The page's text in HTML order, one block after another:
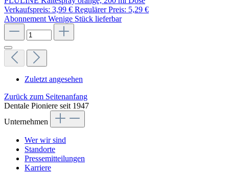
Verkaufspreis: 3,99 € Regulärer Preis: 5,29 €
AbonnementWenige Stück lieferbar
Zuletzt angesehen
Zurück zum Seitenanfang
Dentale Pioniere seit 1947
Unternehmen
Wer wir sind
Standorte
Pressemitteilungen
Karriere